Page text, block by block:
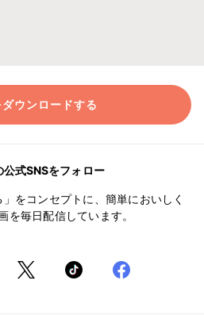
ウンロードする
公式SNSをフォロー
」をコンセプトに、簡単においしく
を毎日配信しています。